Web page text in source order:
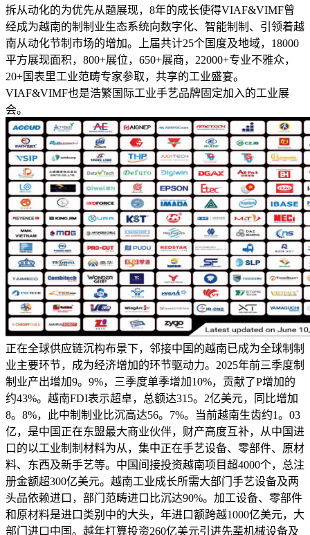
拆从动化的为优先从题展现，8年的成长使得VIAF&VIMF曾
经成为越南的制制业生态系统向数字化、智能制制、引领着越
南从动化节制市场的增加。上届共计25个国度及地域，18000
平方展现面积，800+展位，650+展商，22000+专业不雅众，
20+国表里工业范畴专家参取，共享的工业盛宴。
VIAF&VIMF也是浩繁国际工业手艺品牌固定加入的工业展
会。
正在全球供应链沉构布景下，邻接中国的越南已成为全球制制
业主要环节，成为经济增加的环节驱动力。2025年前三季度制
制业产出增加9。9%，三季度单季增加10%，贡献了P增加的
约43%。越南FDI表示超卓，总额达315。2亿美元，同比增加
8。8%，此中制制业比沉高达56。7%。当前越南生齿约1。03
亿，是中国正在东盟最大商业伙伴，财产高度互补，从中国进
口的以工业制制材料为从，集中正在手艺设备、零部件、原材
料、东西及新手艺等。中国间接投资越南项目超4000个，总注
册金额超300亿美元。越南工业成长所需大部门手艺设备及两
头品依赖进口，部门范畴进口比沉达90%。加工设备、零部件
和原材料是进口类别中的大头，年进口额跨越1000亿美元，大
部门进口中国。越年打算投资260亿美元引进先辈机械设备及